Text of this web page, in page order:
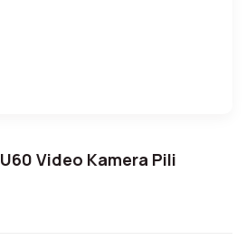
Video Kamera Pili